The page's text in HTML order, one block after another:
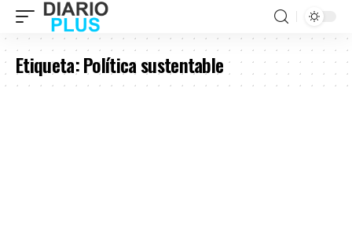
Etiqueta:Política sustentable